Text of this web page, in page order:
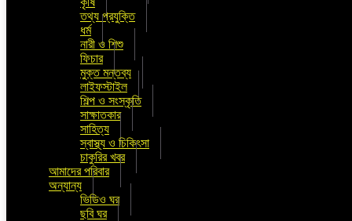
তথ্য প্রযুক্তি
ধর্ম
নারী ও শিশু
ফিচার
মুক্ত মন্তব্য
লাইফস্টাইল
শিল্প ও সংস্কৃতি
সাক্ষাতকার
সাহিত্য
স্বাস্থ্য ও চিকিৎসা
চাকুরির খবর
আমাদের পরিবার
অন্যান্য
ভিডিও ঘর
ছবি ঘর